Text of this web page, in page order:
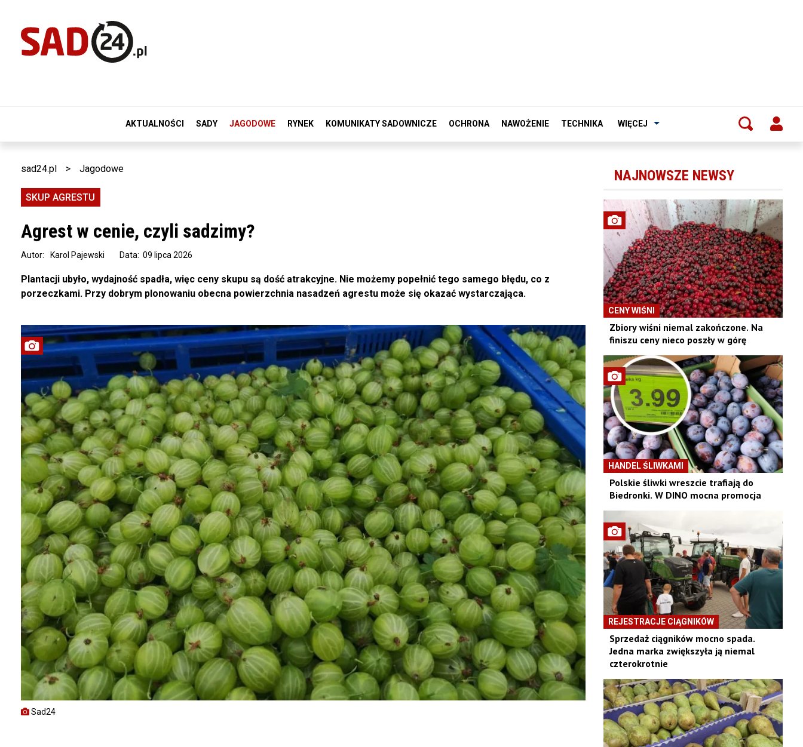
AKTUALNOŚCI SADY JAGODOWE RYNEK KOMUNIKATY SADOWNICZE OCHRONA NAWOŻENIE TECHNIKA WIĘCEJ
sad24.pl > Jagodowe
Sad24
SKUP AGRESTU
Agrest w cenie, czyli sadzimy?
Data: 09 lipca 2026
Autor: Karol Pajewski
Plantacji ubyło, wydajność spadła, więc ceny skupu są dość atrakcyjne. Nie możemy popełnić tego samego błędu, co z
porzeczkami. Przy dobrym plonowaniu obecna powierzchnia nasadzeń agrestu może się okazać wystarczająca.
NAJNOWSZE NEWSY
CENY WIŚNI
Zbiory wiśni niemal zakończone. Na
finiszu ceny nieco poszły w górę
HANDEL ŚLIWKAMI
Polskie śliwki wreszcie trafiają do
Biedronki. W DINO mocna promocja
REJESTRACJE CIĄGNIKÓW
Sprzedaż ciągników mocno spada.
Jedna marka zwiększyła ją niemal
czterokrotnie